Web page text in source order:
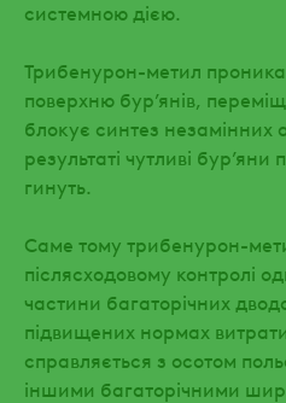
системною дією.
Трибенурон-метил
поверхню бур’янів,
блокує синтез незамінних
результаті чутливі
гинуть.
Саме тому трибенурон-
післясходовому контролі
частини багаторічних
підвищених нормах
справляється з осотом
іншими багаторічними